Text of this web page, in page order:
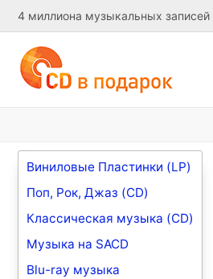
4 миллиона музыкальных записей
Виниловые Пластинки (LP)
Поп, Рок, Джаз (CD)
Классическая музыка (CD)
Музыка на SACD
Blu-ray музыка